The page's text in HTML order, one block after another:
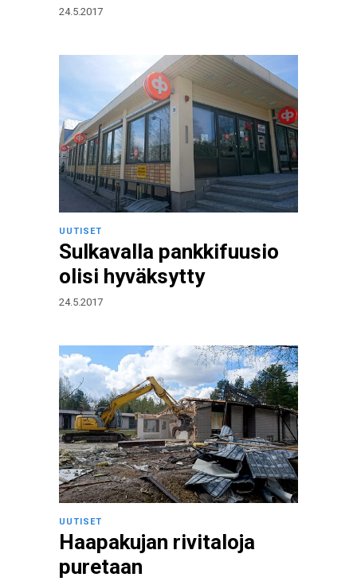
24.5.2017
UUTISET
Sulkavalla pankkifuusio
olisi hyväksytty
24.5.2017
UUTISET
Haapakujan rivitaloja
puretaan